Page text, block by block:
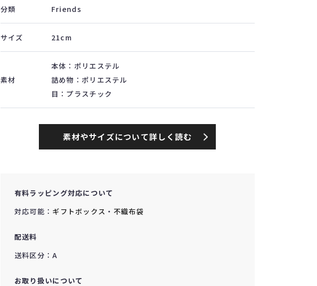
分類 Friends
サイズ 21cm
素材
本体：ポリエステル
詰め物：ポリエステル
目：プラスチック
素材やサイズについて詳しく読む
有料ラッピング対応について
対応可能： ギフトボックス ・ 不織布袋
配送料
送料区分：A
お取り扱いについて